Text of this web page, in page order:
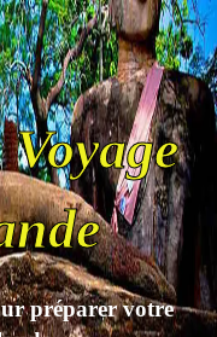
préparer votre